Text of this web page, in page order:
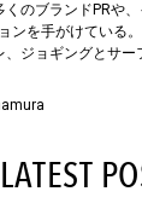
くのブランドPRや
ンを手がけている。
ジョギングとサー
LATEST